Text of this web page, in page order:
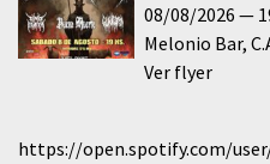
08/08/2026
Melonio Bar
Ver flyer
https://open.spotify.com/